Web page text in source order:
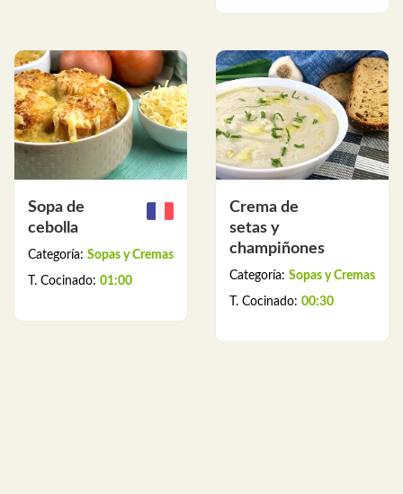
Sopa de
cebolla
Categoría: Sopas y Cremas
T. Cocinado: 01:00
Crema de
setas y
champiñones
Categoría: Sopas y Cremas
T. Cocinado: 00:30